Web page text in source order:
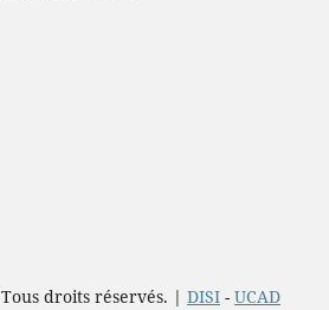
Tous droits réservés. | DISI - UCAD